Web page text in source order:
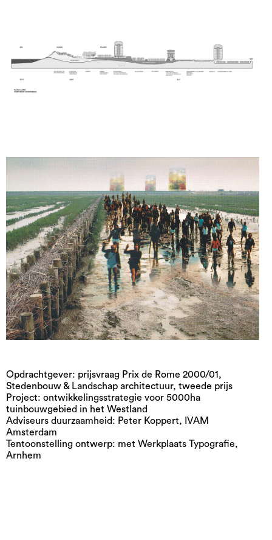
Opdrachtgever: prijsvraag Prix de Rome 2000/01,
Stedenbouw & Landschap architectuur, tweede prijs
Project: ontwikkelingsstrategie voor 5000ha
tuinbouwgebied in het Westland
Adviseurs duurzaamheid: Peter Koppert, IVAM
Amsterdam
Tentoonstelling ontwerp: met Werkplaats Typografie,
Arnhem